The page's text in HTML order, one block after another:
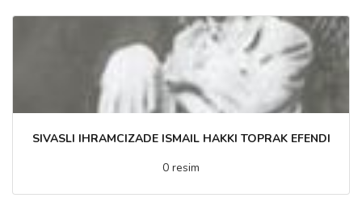
SIVASLI IHRAMCIZADE ISMAIL HAKKI TOPRAK EFENDI
0 resim